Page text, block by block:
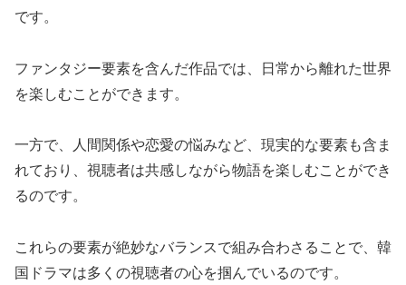
です。
ファンタジー要素を含んだ作品では、日常から離れた世界
を楽しむことができます。
一方で、人間関係や恋愛の悩みなど、現実的な要素も含ま
れており、視聴者は共感しながら物語を楽しむことができ
るのです。
これらの要素が絶妙なバランスで組み合わさることで、韓
国ドラマは多くの視聴者の心を掴んでいるのです。